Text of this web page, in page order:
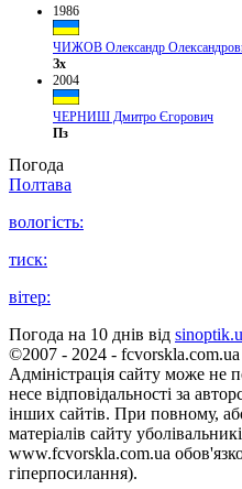
1986
ЧИЖОВ Олександр
Зх
2004
ЧЕРНИШ Дмитро Єгорович
Пз
Погода
Полтава
вологість:
тиск:
вітер:
Погода на 10 днів від
©2007 - 2024 - fcvorskla.com.ua
Адміністрація сайту може не
несе відповідальності за
інших сайтів. При повному,
матеріалів сайту
www.fcvorskla.com.ua
гіперпосилання).